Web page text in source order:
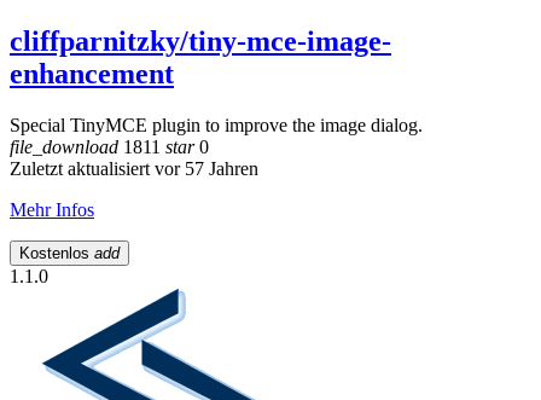
cliffparnitzky/tiny-mce-image-
enhancement
Special TinyMCE plugin to improve the image dialog.
file_download 1811 star0
Zuletzt aktualisiert vor 57 Jahren
Mehr Infos
Kostenlos add
1.1.0